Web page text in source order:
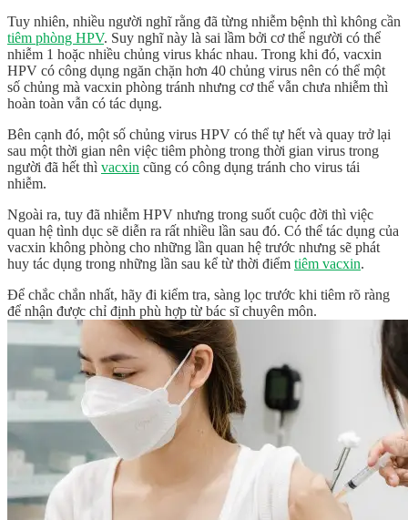
Tuy nhiên, nhiều người nghĩ rằng đã từng nhiễm bệnh thì không cần
tiêm phòng HPV. Suy nghĩ này là sai lầm bởi cơ thể người có thể
nhiễm 1 hoặc nhiều chủng virus khác nhau. Trong khi đó, vacxin
HPV có công dụng ngăn chặn hơn 40 chủng virus nên có thể một
số chủng mà vacxin phòng tránh nhưng cơ thể vẫn chưa nhiễm thì
hoàn toàn vẫn có tác dụng.
Bên cạnh đó, một số chủng virus HPV có thể tự hết và quay trở lại
sau một thời gian nên việc tiêm phòng trong thời gian virus trong
người đã hết thì vacxin cũng có công dụng tránh cho virus tái
nhiễm.
Ngoài ra, tuy đã nhiễm HPV nhưng trong suốt cuộc đời thì việc
quan hệ tình dục sẽ diễn ra rất nhiều lần sau đó. Có thể tác dụng của
vacxin không phòng cho những lần quan hệ trước nhưng sẽ phát
huy tác dụng trong những lần sau kể từ thời điểm tiêm vacxin.
Để chắc chắn nhất, hãy đi kiểm tra, sàng lọc trước khi tiêm rõ ràng
để nhận được chỉ định phù hợp từ bác sĩ chuyên môn.